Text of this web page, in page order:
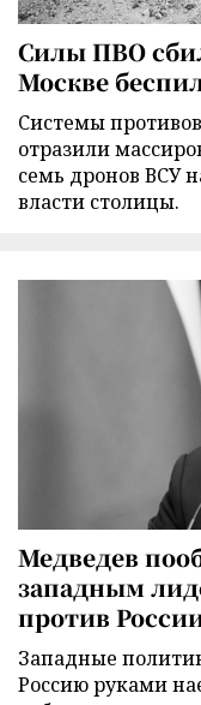
Силы ПВО
Москве
Cистемы
отразили
семь дронов ВСУ
власти столицы.
Медведев
западным
против
Западные
Россию руками